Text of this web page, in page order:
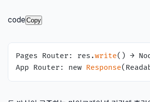
code Copy
Pages Router: res.write() →
App Router: new Response